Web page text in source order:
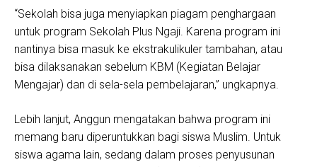
“Sekolah bisa juga menyiapkan piagam penghargaan
untuk program Sekolah Plus Ngaji. Karena program ini
nantinya bisa masuk ke ekstrakulikuler tambahan, atau
bisa dilaksanakan sebelum KBM (Kegiatan Belajar
Mengajar) dan di sela-sela pembelajaran,” ungkapnya.
Lebih lanjut, Anggun mengatakan bahwa program ini
memang baru diperuntukkan bagi siswa Muslim. Untuk
siswa agama lain, sedang dalam proses penyusunan